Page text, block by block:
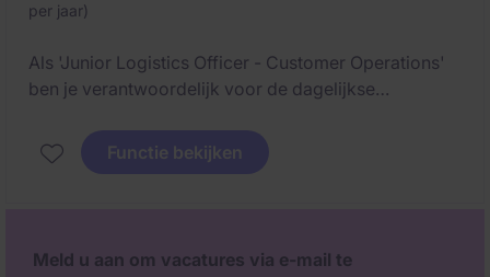
per jaar)
Als 'Junior Logistics Officer - Customer Operations'
ben je verantwoordelijk voor de dagelijkse
portefeuille van klanten. Je zorgt ervoor dat
goederenstromen vlot verlopen, dossiers
Functie bekijken
Meld u aan om vacatures via e-mail te